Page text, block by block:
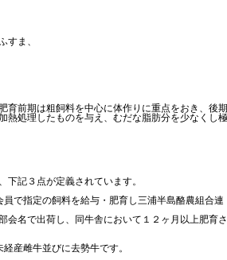
すま、
育前期は粗飼料を中心に体作りに重点をおき、後期
熱処理したものを与え、むだな脂肪分を少なくし極
下記３点が定義されています。
で指定の飼料を給与・肥育し三浦半島酪農組合連
会名で出荷し、同牛舎において１２ヶ月以上肥育さ
産雌牛並びに去勢牛です。